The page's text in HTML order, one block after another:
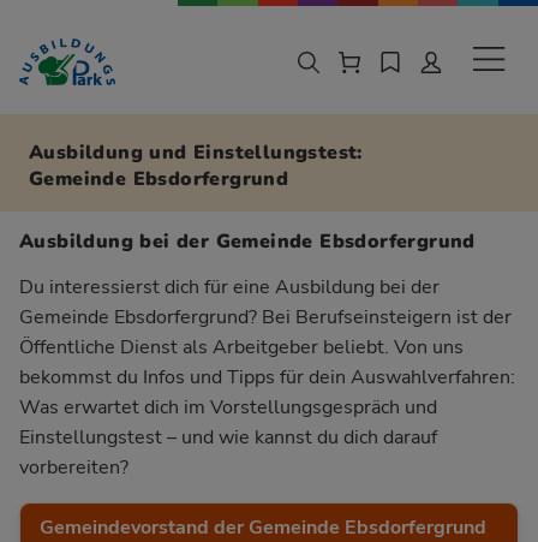
Zur Navigation springen
Zu den Hauptinhalten springen
Ausbildung und Einstellungstest:
Gemeinde Ebsdorfergrund
Ausbildung bei der Gemeinde Ebsdorfergrund
Du interessierst dich für eine Ausbildung bei der
Gemeinde Ebsdorfergrund? Bei Berufseinsteigern ist der
Öffentliche Dienst als Arbeitgeber beliebt. Von uns
bekommst du Infos und Tipps für dein Auswahlverfahren:
Was erwartet dich im Vorstellungsgespräch und
Einstellungstest – und wie kannst du dich darauf
vorbereiten?
Gemeindevorstand der Gemeinde Ebsdorfergrund